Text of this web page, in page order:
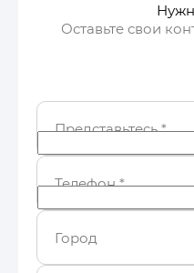
Оставьте свои
Представьтесь*
Телефон*
Город